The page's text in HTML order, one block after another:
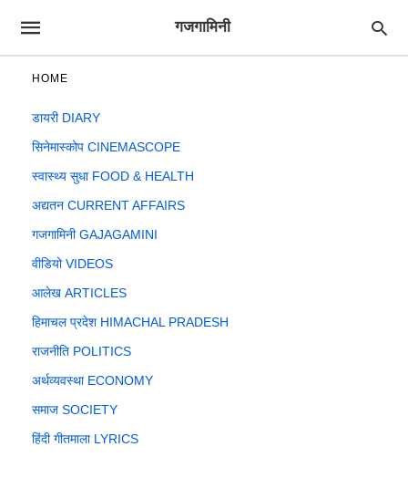
गजगामिनी
HOME
डायरी DIARY
सिनेमास्कोप CINEMASCOPE
स्वास्थ्य सुधा FOOD & HEALTH
अद्यतन CURRENT AFFAIRS
गजगामिनी GAJAGAMINI
वीडियो VIDEOS
आलेख ARTICLES
हिमाचल प्रदेश HIMACHAL PRADESH
राजनीति POLITICS
अर्थव्यवस्था ECONOMY
समाज SOCIETY
हिंदी गीतमाला LYRICS